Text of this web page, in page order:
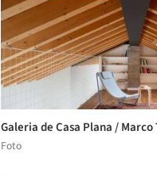
Galeria de Casa Plana / Marco
Foto